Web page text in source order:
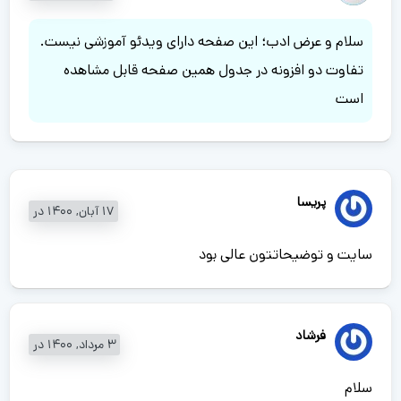
سلام و عرض ادب؛ این صفحه دارای ویدئو آموزشی نیست.
تفاوت دو افزونه در جدول همین صفحه قابل مشاهده
است
پریسا
17 آبان, 1400 در
سایت و توضیحاتتون عالی بود
فرشاد
3 مرداد, 1400 در
سلام